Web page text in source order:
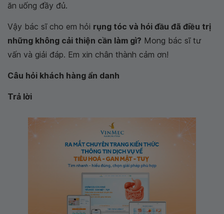
ăn uống đầy đủ.
Vậy bác sĩ cho em hỏi rụng tóc và hói đầu đã điều trị
những không cải thiện cần làm gì? Mong bác sĩ tư
vấn và giải đáp. Em xin chân thành cảm ơn!
Câu hỏi khách hàng ẩn danh
Trả lời